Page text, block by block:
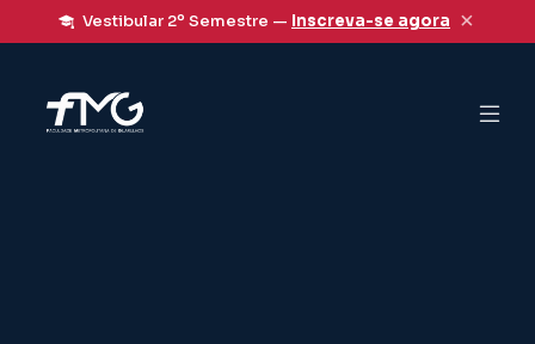
Vestibular 2º Semestre — Inscreva-se agora ×